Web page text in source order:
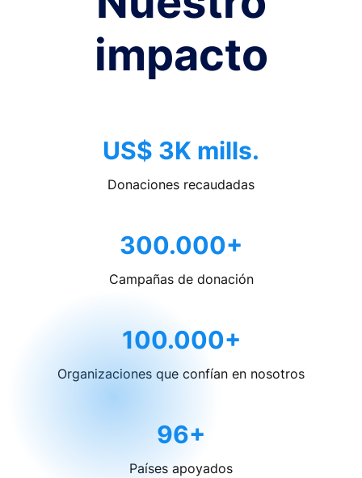
impacto
US$ 3K mills.
Donaciones recaudadas
300.000+
Campañas de donación
100.000+
Organizaciones que confían en nosotros
96+
Países apoyados